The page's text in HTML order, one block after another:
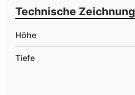
Technische Zeichnung
Höhe
Tiefe